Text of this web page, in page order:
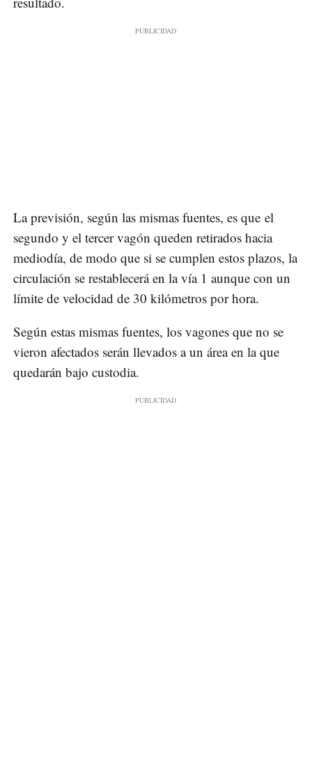
La previsión, según las mismas fuentes, es que el
segundo y el tercer vagón queden retirados hacia
mediodía, de modo que si se cumplen estos plazos, la
circulación se restablecerá en la vía 1 aunque con un
límite de velocidad de 30 kilómetros por hora.
Según estas mismas fuentes, los vagones que no se
vieron afectados serán llevados a un área en la que
quedarán bajo custodia.